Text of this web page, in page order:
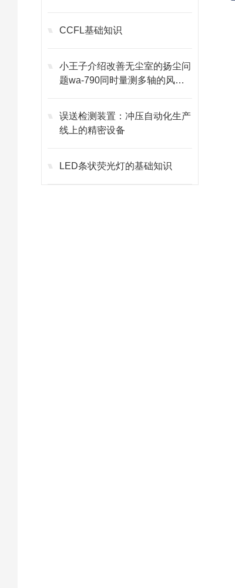
CCFL基础知识
小王子介绍改善无尘室的扬尘问
题wa-790同时量测多轴的风向
误送检测装置：冲压自动化生产
线上的精密设备
LED条状荧光灯的基础知识